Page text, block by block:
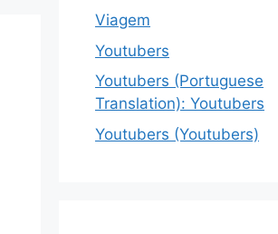
Viagem
Youtubers
Youtubers (Portuguese
Translation): Youtubers
Youtubers (Youtubers)